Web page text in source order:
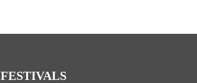
FESTIVALS